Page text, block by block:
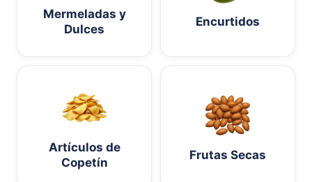
Mermeladas y
Dulces
Encurtidos
Artículos de
Copetín
Frutas Secas